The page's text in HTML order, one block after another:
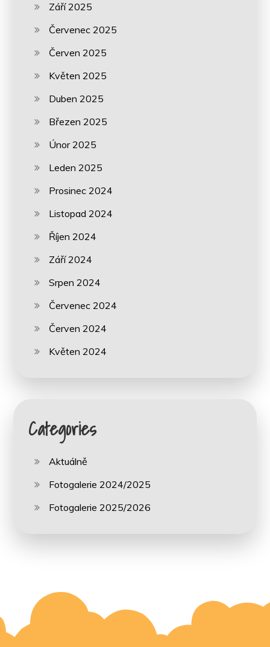
Září 2025
Červenec 2025
Červen 2025
Květen 2025
Duben 2025
Březen 2025
Únor 2025
Leden 2025
Prosinec 2024
Listopad 2024
Říjen 2024
Září 2024
Srpen 2024
Červenec 2024
Červen 2024
Květen 2024
Categories
Aktuálně
Fotogalerie 2024/2025
Fotogalerie 2025/2026